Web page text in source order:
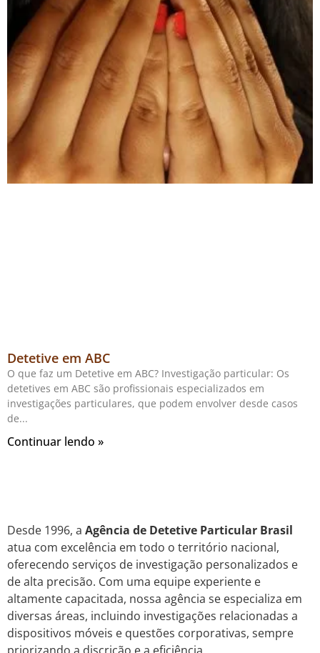
Detetive em ABC
O que faz um Detetive em ABC? Investigação particular: Os
detetives em ABC são profissionais especializados em
investigações particulares, que podem envolver desde casos
de
Continuar lendo »
Desde 1996, a Agência de Detetive Particular Brasil
atua com excelência em todo o território nacional,
oferecendo serviços de investigação personalizados e
de alta precisão. Com uma equipe experiente e
altamente capacitada, nossa agência se especializa em
diversas áreas, incluindo investigações relacionadas a
dispositivos móveis e questões corporativas, sempre